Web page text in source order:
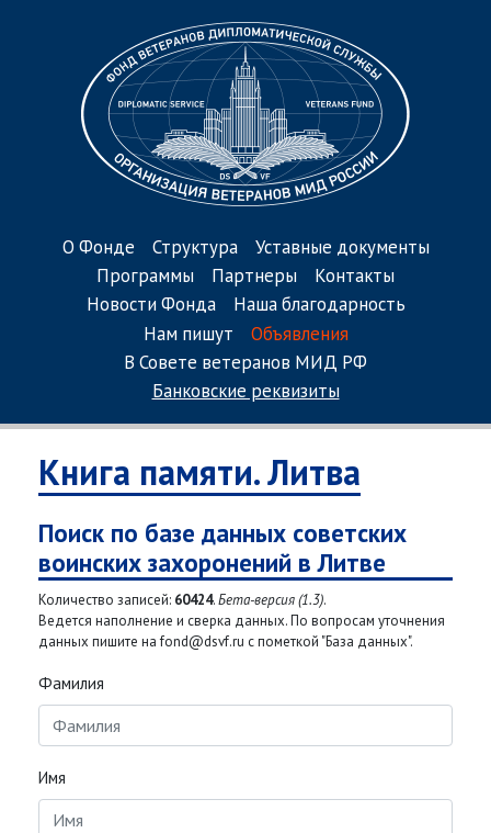
О Фонде Структура
Уставные документы
Программы
Партнеры
Контакты
Новости Фонда
Наша благодарность
Нам пишут
Объявления
В Совете ветеранов МИД РФ
Банковские реквизиты
Книга памяти. Литва
Поиск по базе данных советских
воинских захоронений в Литве
Количество записей: 60424.Бета-версия (1.3).
Ведется наполнение и сверка данных. По вопросам уточнения
данных пишите на fond@dsvf.ru с пометкой "База данных".
Фамилия
Имя